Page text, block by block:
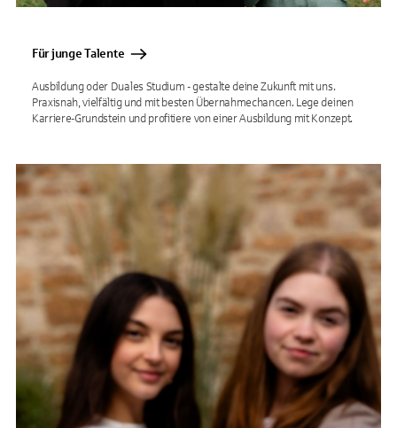
Für junge Talente
Ausbildung oder Duales Studium - gestalte deine Zukunft mit uns.
Praxisnah, vielfältig und mit besten Übernahmechancen. Lege deinen
Karriere-Grundstein und profitiere von einer Ausbildung mit Konzept.